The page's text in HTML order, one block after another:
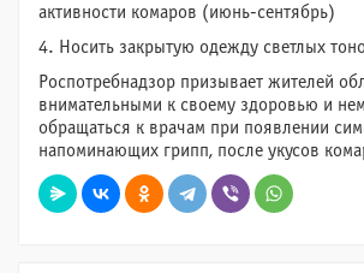
активности комаров (июнь-сентябрь)
4. Носить закрытую одежду светлых
Роспотребнадзор призывает жителей
внимательными к своему здоровью и
обращаться к врачам при появлении
напоминающих грипп, после укусов